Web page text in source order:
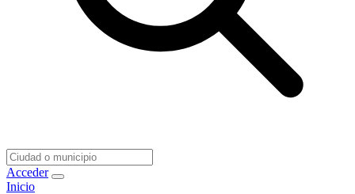
Acceder
Inicio